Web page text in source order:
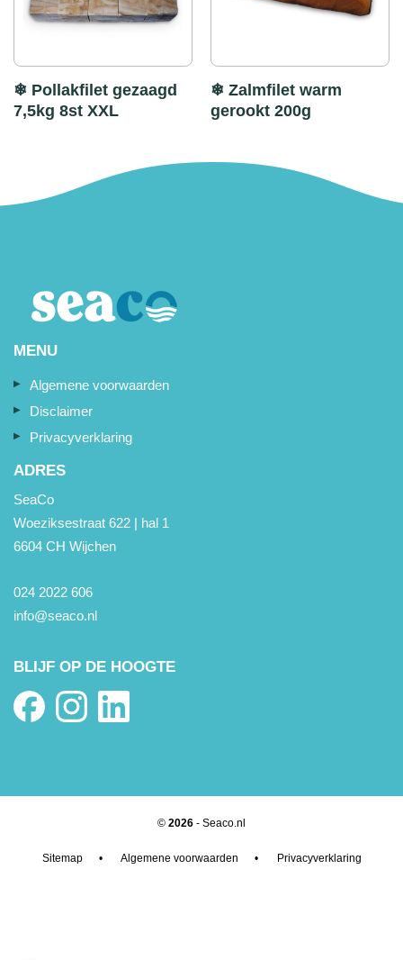
❄ Pollakfilet gezaagd
7,5kg 8st XXL
❄ Zalmfilet warm
gerookt 200g
MENU
Algemene voorwaarden
Disclaimer
Privacyverklaring
ADRES
SeaCo
Woeziksestraat 622 | hal 1
6604 CH Wijchen
024 2022 606
info@seaco.nl
BLIJF OP DE HOOGTE
© 2026 - Seaco.nl
Sitemap• Algemene voorwaarden • Privacyverklaring